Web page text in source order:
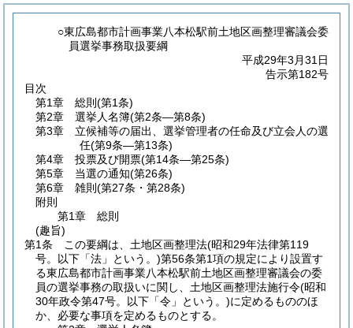
○東広島都市計画事業八本松駅前土地区画整理審議会委
員選挙事務取扱要綱
平成29年3月31日
告示第182号
目次
第1章
総則 (第1条)
第2章
選挙人名簿(第2条―第8条)
第3章
立候補等の届出、選挙管理者の任命及び立会人の選
任(第9条―第13条)
第4章
投票及び開票(第14条―第25条)
第5章
当選の通知(第26条)
第6章
雑則 (第27条・第28条)
附則
第1章
総則
(趣旨)
第1条
この要綱は、土地区画整理法(昭和29年法律第119
号。以下「法」という。)第56条第1項の規定により設置す
る東広島都市計画事業八本松駅前土地区画整理審議会の委
員の選挙事務の取扱いに関し、土地区画整理法施行令(昭和
30年政令第47号。以下「令」という。)に定めるもののほ
か、必要な事項を定めるものとする。